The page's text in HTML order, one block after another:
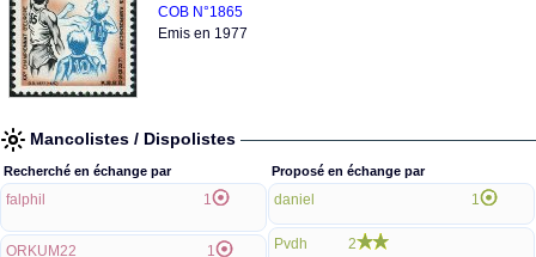
COB N°1865
Emis en 1977
Mancolistes / Dispolistes
Recherché en échange par
falphil 1
ORKUM22 1
Proposé en échange par
daniel 1
Pvdh 2